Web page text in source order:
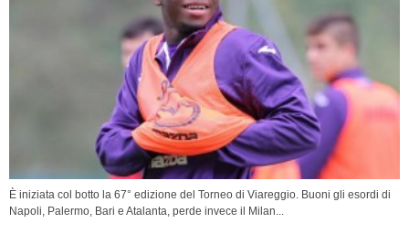
È iniziata col botto la 67° edizione del Torneo di Viareggio. Buoni gli esordi di
Napoli, Palermo, Bari e Atalanta, perde invece il Milan...